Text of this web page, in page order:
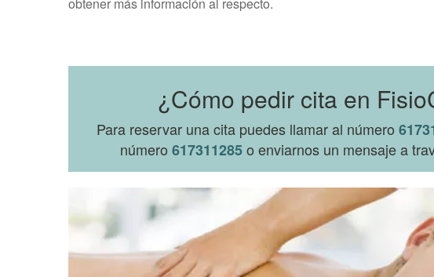
¿Cómo pedir cita en
Para reservar una cita puedes llamar al número
número 617311285o enviarnos un mensaje a